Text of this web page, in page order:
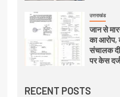
उत्तराखंड
जान से
का आरोप,
संचालक
पर केस दर्ज
RECENT POSTS